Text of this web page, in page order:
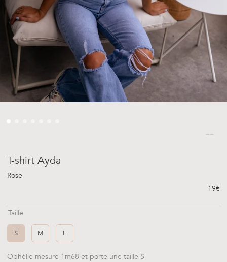
T-shirt Ayda
Rose
Prix
19€
Taille
S M L
Ophélie mesure 1m68 et porte une taille S